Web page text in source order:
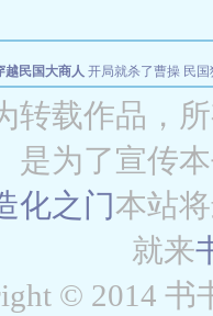
越民国大商人 开局就杀了曹操 民
转载作品，
是为了宣传
化之门本站
就来
© 2014 书